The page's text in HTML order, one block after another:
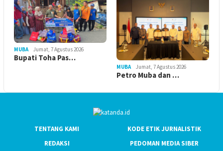
MUBA Jumat, 7 Agustus 2026
Bupati Toha Pas…
MUBA Jumat, 7 Agustus 2026
Petro Muba dan …
TENTANG KAMI
KODE ETIK JURNALISTIK
REDAKSI
PEDOMAN MEDIA SIBER